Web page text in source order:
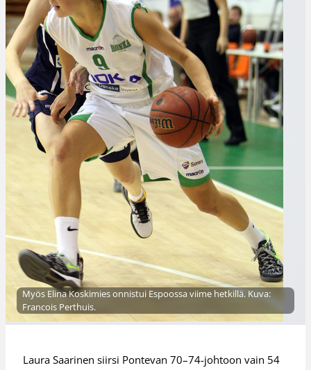
Myös Elina Koskimies onnistui Espoossa viime hetkillä. Kuva:
Francois Perthuis.
Laura Saarinen siirsi Pontevan 70–74-johtoon vain 54